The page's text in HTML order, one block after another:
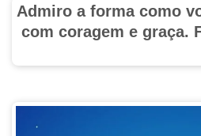
Admiro a forma como
com coragem e graça.